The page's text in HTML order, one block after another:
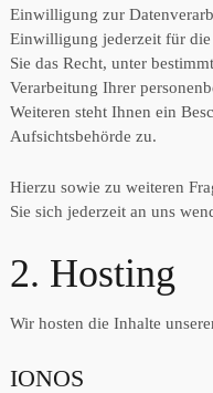
Einwilligung zur
Einwilligung jederzeit für
Sie das Recht, unter
Verarbeitung Ihrer
Weiteren steht Ihnen ein
Aufsichtsbehörde zu.
Hierzu sowie zu weiteren
Sie sich jederzeit an uns
2. Hosting
Wir hosten die Inhalte
IONOS